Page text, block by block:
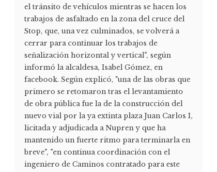
el tránsito de vehículos mientras se hacen los
trabajos de asfaltado en la zona del cruce del
Stop, que, una vez culminados, se volverá a
cerrar para continuar los trabajos de
señalización horizontal y vertical", según
informó la alcaldesa, Isabel Gómez, en
facebook. Según explicó, "una de las obras que
primero se retomaron tras el levantamiento
de obra pública fue la de la construcción del
nuevo vial por la ya extinta plaza Juan Carlos I,
licitada y adjudicada a Nupren y que ha
mantenido un fuerte ritmo para terminarla en
breve", "en continua coordinación con el
ingeniero de Caminos contratado para este